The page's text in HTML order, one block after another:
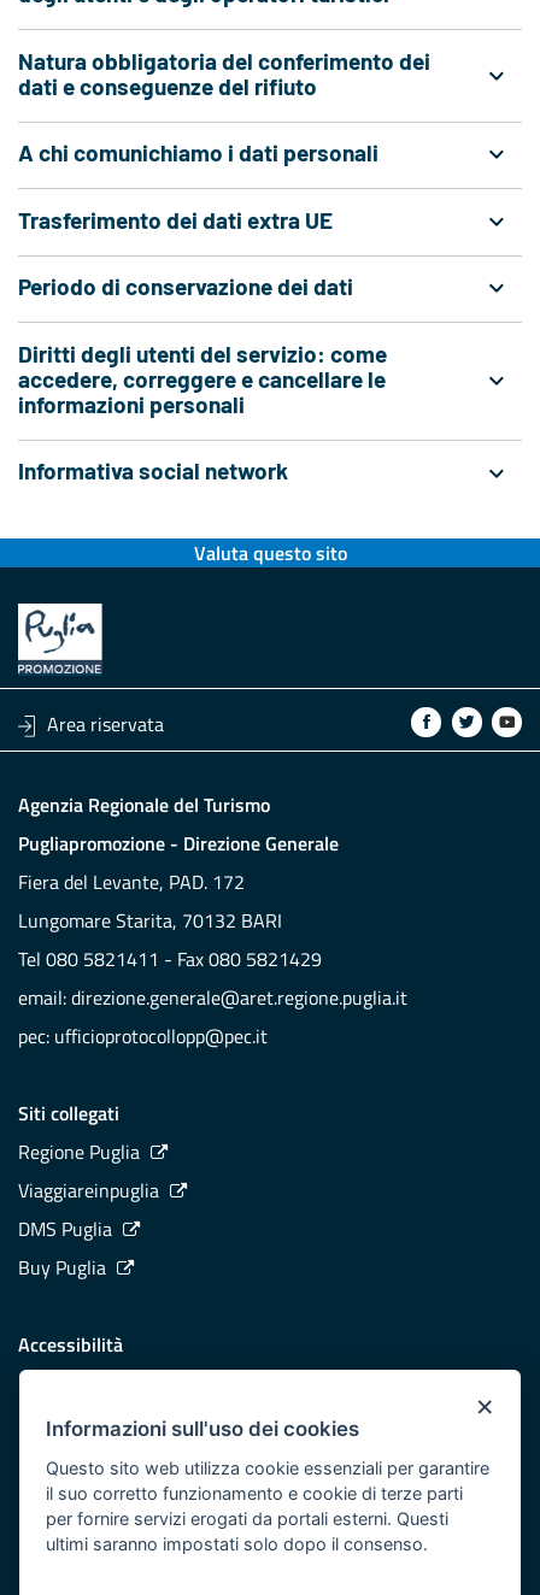
×
Informazioni sull'uso dei cookies
Questo sito web utilizza cookie essenziali per garantire
il suo corretto funzionamento e cookie di terze parti
per fornire servizi erogati da portali esterni. Questi
ultimi saranno impostati solo dopo il consenso.
Natura obbligatoria del conferimento dei
dati e conseguenze del rifiuto
A chi comunichiamo i dati personali
Trasferimento dei dati extra UE
Periodo di conservazione dei dati
Diritti degli utenti del servizio: come
accedere, correggere e cancellare le
informazioni personali
Informativa social network
Valuta questo sito
Area riservata
Agenzia Regionale del Turismo
Pugliapromozione - Direzione Generale
Fiera del Levante, PAD. 172
Lungomare Starita, 70132 BARI
Tel 080 5821411 - Fax 080 5821429
email:direzione.generale@aret.regione.puglia.it
pec: ufficioprotocollopp@pec.it
Siti collegati
Regione Puglia
Viaggiareinpuglia
DMS Puglia
Buy Puglia
Accessibilità
Dichiarazione di accessibilità
Obiettivi di accessibilità
Redazione
Responsabili pubblicazione
CONTATTACI